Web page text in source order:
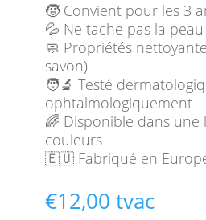
🧒 Convient pour les 3
💦 Ne tache pas la
🧼 Propriétés
savon)
🧑‍🔬 Testé
ophtalmologiquement
🌈 Disponible dans une
couleurs
🇪🇺 Fabriqué en
€12,00 tvac